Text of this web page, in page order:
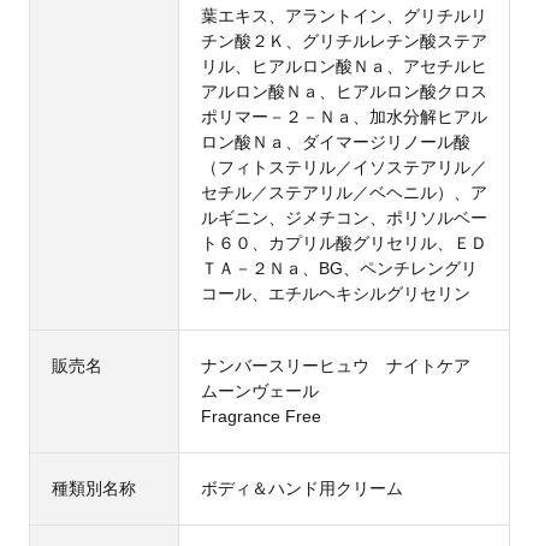
葉エキス、アラントイン、グリチルリ
チン酸２Ｋ、グリチルレチン酸ステア
リル、ヒアルロン酸Ｎａ、アセチルヒ
アルロン酸Ｎａ、ヒアルロン酸クロス
ポリマー－２－Ｎａ、加水分解ヒアル
ロン酸Ｎａ、ダイマージリノール酸
（フィトステリル／イソステアリル／
セチル／ステアリル／ベヘニル）、ア
ルギニン、ジメチコン、ポリソルベー
ト６０、カプリル酸グリセリル、ＥＤ
ＴＡ－２Ｎａ、BG、ペンチレングリ
コール、エチルヘキシルグリセリン
販売名
ナンバースリーヒュウ ナイトケア
ムーンヴェール
Fragrance Free
種類別名称 ボディ＆ハンド用クリーム